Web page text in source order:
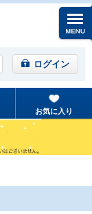
ログイン
お気に入り